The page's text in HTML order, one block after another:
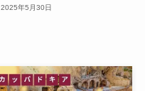
2025年5月30日